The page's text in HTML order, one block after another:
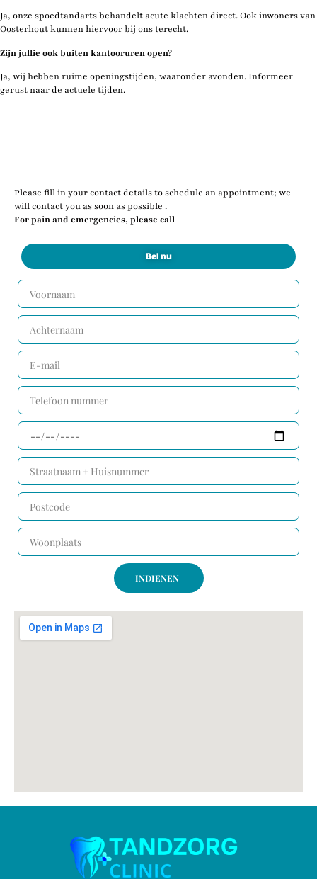
Ja, onze spoedtandarts behandelt acute klachten direct. Ook inwoners van
Oosterhout kunnen hiervoor bij ons terecht.
Zijn jullie ook buiten kantooruren open?
Ja, wij hebben ruime openingstijden, waaronder avonden. Informeer
gerust naar de actuele tijden.
Please fill in your contact details to schedule an appointment; we
will contact you as soon as possible .
For pain and emergencies, please call
Bel nu
INDIENEN